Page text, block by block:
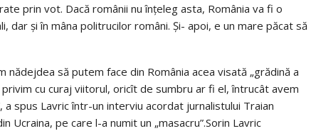
prin vot. Dacă românii nu înțeleg asta, România va fi o
dar și în mâna politrucilor români. Și- apoi, e un mare păcat să
nădejdea să putem face din România acea visată „grădină a
privim cu curaj viitorul, oricît de sumbru ar fi el, întrucât avem
a spus Lavric într-un interviu acordat jurnalistului Traian
Ucraina, pe care l-a numit un „masacru”.Sorin Lavric